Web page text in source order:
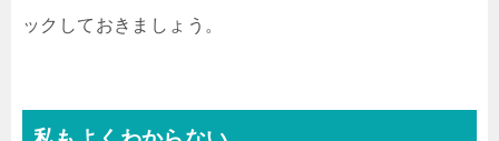
ックしておきましょう。